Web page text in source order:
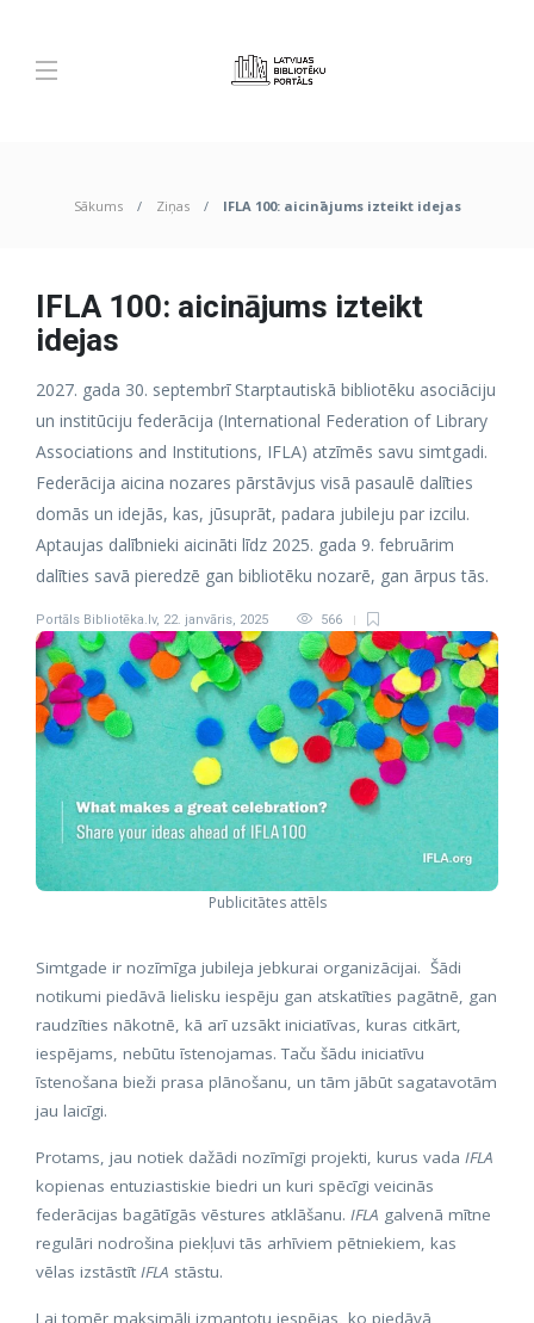
Sākums Ziņas IFLA 100: aicinājums izteikt idejas
IFLA 100: aicinājums izteikt
idejas
2027. gada 30. septembrī Starptautiskā bibliotēku asociāciju
un institūciju federācija (International Federation of Library
Associations and Institutions, IFLA) atzīmēs savu simtgadi.
Federācija aicina nozares pārstāvjus visā pasaulē dalīties
domās un idejās, kas, jūsuprāt, padara jubileju par izcilu.
Aptaujas dalībnieki aicināti līdz 2025. gada 9. februārim
dalīties savā pieredzē gan bibliotēku nozarē, gan ārpus tās.
Portāls Bibliotēka.lv, 22. janvāris, 2025 566
Publicitātes attēls
Simtgade ir nozīmīga jubileja jebkurai organizācijai. Šādi
notikumi piedāvā lielisku iespēju gan atskatīties pagātnē, gan
raudzīties nākotnē, kā arī uzsākt iniciatīvas, kuras citkārt,
iespējams, nebūtu īstenojamas. Taču šādu iniciatīvu
īstenošana bieži prasa plānošanu, un tām jābūt sagatavotām
jau laicīgi.
Protams, jau notiek dažādi nozīmīgi projekti, kurus vada IFLA
kopienas entuziastiskie biedri un kuri spēcīgi veicinās
federācijas bagātīgās vēstures atklāšanu. IFLA galvenā mītne
regulāri nodrošina piekļuvi tās arhīviem pētniekiem, kas
vēlas izstāstīt IFLA stāstu.
Lai tomēr maksimāli izmantotu iespējas, ko piedāvā